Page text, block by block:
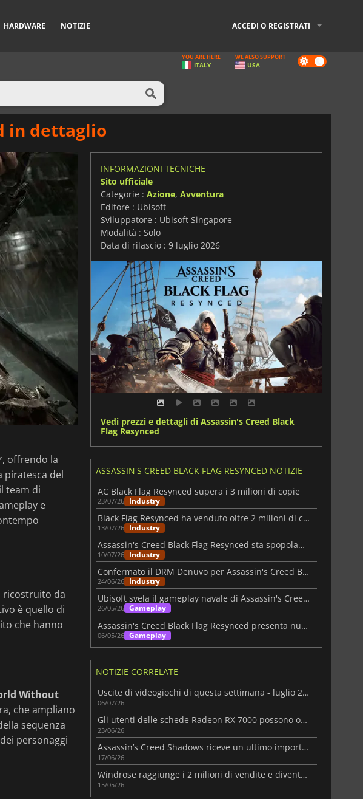
HARDWARE NOTIZIE ACCEDI O REGISTRATI
Dark
mode
YOU ARE HERE
ITALY
WE ALSO SUPPORT
USA
in dettaglio
offrendo la
piratesca del
il team di
e
ricostruito da
è quello di
che hanno
Without
che ampliano
sequenza
personaggi
INFORMAZIONI TECNICHE
Sito ufficiale
Categorie : Azione, Avventura
Editore : Ubisoft
Sviluppatore : Ubisoft Singapore
Modalità : Solo
Data di rilascio : 9 luglio 2026
Vedi prezzi e dettagli di Assassin's Creed Black
Flag Resynced
ASSASSIN'S CREED BLACK FLAG RESYNCED NOTIZIE
AC Black Flag Resynced supera i 3 milioni di copie
23/07/26 Industry
Black Flag Resynced ha venduto oltre 2 milioni di copie al momento del lancio
13/07/26 Industry
Assassin's Creed Black Flag Resynced sta spopolando su Steam
10/07/26 Industry
Confermato il DRM Denuvo per Assassin's Creed Black Flag Resynced
24/06/26 Industry
Ubisoft svela il gameplay navale di Assassin's Creed Black Flag Resynced
26/05/26 Gameplay
Assassin's Creed Black Flag Resynced presenta nuovi sistemi di gioco
06/05/26 Gameplay
NOTIZIE CORRELATE
Uscite di videogiochi di questa settimana - luglio 2026 (settimana 28)
06/07/26
Gli utenti delle schede Radeon RX 7000 possono ora utilizzare FSR 4.1 con l'ultimo driver Adrenalin
23/06/26
Assassin’s Creed Shadows riceve un ultimo importante aggiornamento
17/06/26
Windrose raggiunge i 2 milioni di vendite e diventa la hit pirata del 2026
15/05/26